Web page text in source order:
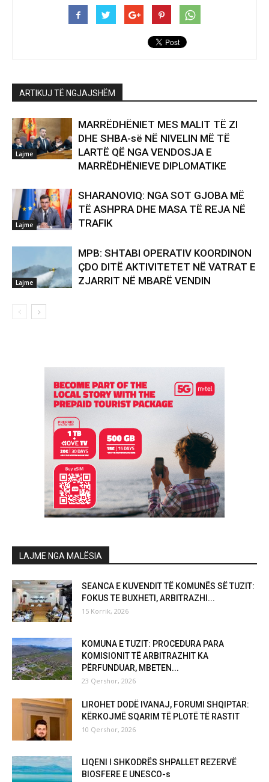
ARTIKUJ TË NGJAJSHËM
Lajme
MARRËDHËNIET MES MALIT TË ZI
DHE SHBA-së NË NIVELIN MË TË
LARTË QË NGA VENDOSJA E
MARRËDHËNIEVE DIPLOMATIKE
Lajme
SHARANOVIQ: NGA SOT GJOBA MË
TË ASHPRA DHE MASA TË REJA NË
TRAFIK
Lajme
MPB: SHTABI OPERATIV KOORDINON
ÇDO DITË AKTIVITETET NË VATRAT E
ZJARRIT NË MBARË VENDIN
LAJME NGA MALËSIA
SEANCA E KUVENDIT TË KOMUNËS SË TUZIT:
FOKUS TE BUXHETI, ARBITRAZHI...
15 Korrik, 2026
KOMUNA E TUZIT: PROCEDURA PARA
KOMISIONIT TË ARBITRAZHIT KA
PËRFUNDUAR, MBETEN...
23 Qershor, 2026
LIROHET DODË IVANAJ, FORUMI SHQIPTAR:
KËRKOJMË SQARIM TË PLOTË TË RASTIT
10 Qershor, 2026
LIQENI I SHKODRËS SHPALLET REZERVË
BIOSFERE E UNESCO-s